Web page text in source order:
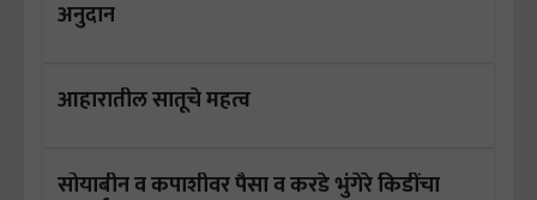
अनुदान
आहारातील सातूचे महत्व
सोयाबीन व कपाशीवर पैसा व करडे भुंगेरे किडींचा